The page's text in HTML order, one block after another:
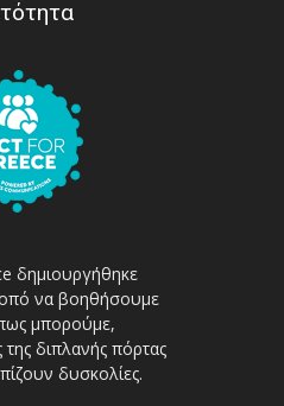
δημιουργήθηκε
να βοηθήσουμε
μπορούμε,
διπλανής πόρτας
δυσκολίες.